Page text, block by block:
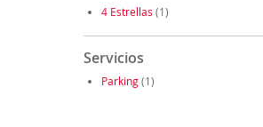
4 Estrellas (1)
Servicios
Parking(1)